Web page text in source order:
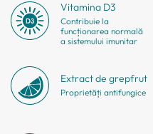
Vitamina D3
Contribuie la
funcționarea normală
a sistemului imunitar
Extract de grepfrut
Proprietăți antifungice